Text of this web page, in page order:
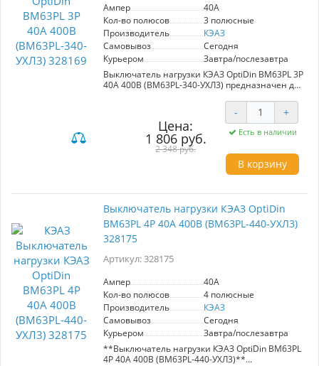
Ампер
40A
Кол-во полюсов
3 полюсные
Производитель
КЭАЗ
Самовывоз
Сегодня
Курьером
Завтра/послезавтра
Выключатель нагрузки КЭАЗ OptiDin ВМ63PL 3P
40А 400В (BM63PL-340-УХЛ3) предназначен для
отключения номинального тока в нормальных
эксплуатационных условиях. Обеспечивает
безопасность при аварийных ситуациях, таких
как короткое замыкание, и выполняет
функции разъединения. Номинальный ток
40А гарантирует эффективную работу в
различных системах. Идеальное решение для
электрооборудования.
Цена:
1 806 руб.
2 348 руб.
- +
Есть в наличии
В корзину
Выключатель нагрузки КЭАЗ OptiDin
ВМ63PL 4P 40А 400В (BM63PL-440-УХЛ3)
328175
Артикул: 328175
Ампер
40A
Кол-во полюсов
4 полюсные
Производитель
КЭАЗ
Самовывоз
Сегодня
Курьером
Завтра/послезавтра
**Выключатель нагрузки КЭАЗ OptiDin ВМ63PL
4P 40А 400В (BM63PL-440-УХЛ3)**